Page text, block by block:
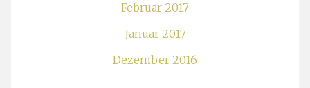
Februar 2017
Januar 2017
Dezember 2016